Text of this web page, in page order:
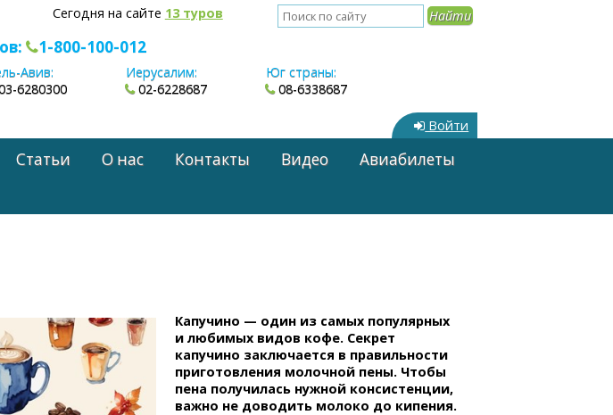
Сегодня на сайте 13 туров
1-800-100-012
Авив:
6280300
Иерусалим:
02-6228687
Юг страны:
08-6338687
Войти
Статьи О нас Контакты Видео
Авиабилеты
Капучино — один из самых популярных
и любимых видов кофе. Секрет
капучино заключается в правильности
приготовления молочной пены. Чтобы
пена получилась нужной консистенции,
важно не доводить молоко до кипения.